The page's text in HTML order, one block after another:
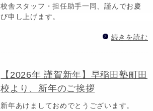
校舎スタッフ・担任助手一同、謹んでお慶
び申し上げます。
続きを読む
【2026年 謹賀新年】早稲田塾町田
校より、新年のご挨拶
新年あけましておめでとうございます。